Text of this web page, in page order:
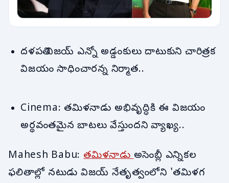
దళపతి విజయ్ ఎన్నో అడ్డంకులు దాటుకుని చారిత్రక
విజయం సాధించారన్న నిర్మాత..
Cinema: తమిళనాడు అభివృద్ధికి ఈ విజయం
అర్థవంతమైన బాటలు వేస్తుందని వ్యాఖ్య..
Mahesh Babu: తమిళనాడుఅసెంబ్లీ ఎన్నికల
ఫలితాల్లో నటుడు విజయ్ నేతృత్వంలోని 'తమిళగ